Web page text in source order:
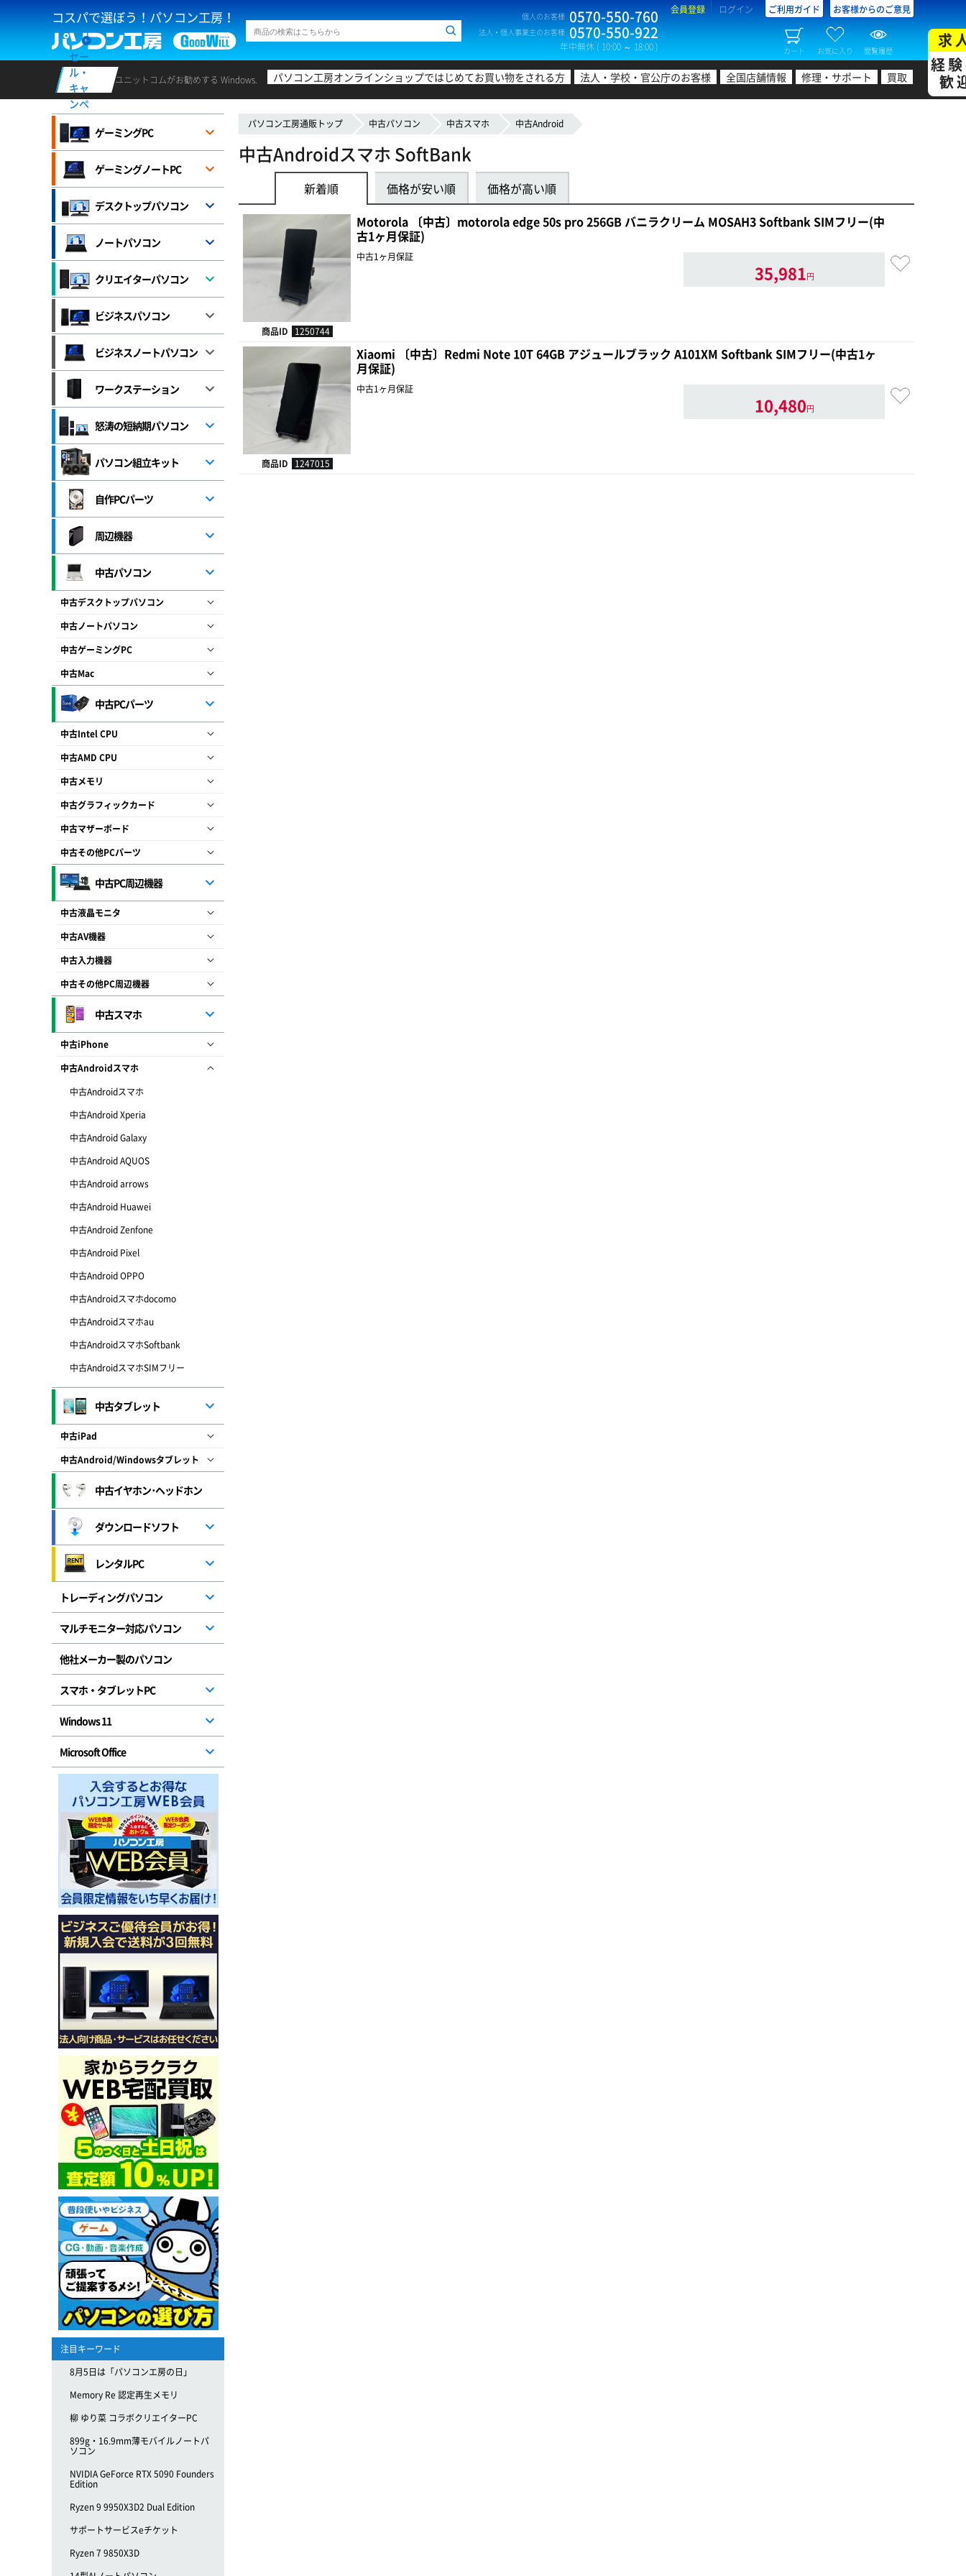
コスパで選ぼう！パソコン工房！ 個人のお客様 0570-550-760
法人・個人事業主のお客様 0570-550-922
年中無休 ( 10:00 ～ 18:00 )
会員登録 ログイン ご利用ガイド お客様からのご意見
カート お気に入り 閲覧履歴
セー
ル・
キャ
ンペ
ユニットコムがお勧めする Windows. パソコン工房オンラインショップではじめてお買い物をされる方 法人・学校・官公庁のお客様 全国店舗情報 修理・サポート 買取
求
経
歓
パソコン工房通販トップ 中古パソコン 中古スマホ 中古Android
中古Androidスマホ SoftBank
新着順 価格が安い順 価格が高い順
商品ID 1250744
Motorola 〔中古〕motorola edge 50s pro 256GB バニラクリーム MOSAH3 Softbank SIMフリー(中
古1ヶ月保証)
中古1ヶ月保証
35,981円
商品ID 1247015
Xiaomi 〔中古〕Redmi Note 10T 64GB アジュールブラック A101XM Softbank SIMフリー(中古1ヶ
月保証)
中古1ヶ月保証
10,480円
ゲーミングPC
ゲーミングノートPC
デスクトップパソコン
ノートパソコン
クリエイターパソコン
ビジネスパソコン
ビジネスノートパソコン
ワークステーション
怒涛の短納期パソコン
パソコン組立キット
自作PCパーツ
周辺機器
中古パソコン
中古デスクトップパソコン
中古ノートパソコン
中古ゲーミングPC
中古Mac
中古PCパーツ
中古Intel CPU
中古AMD CPU
中古メモリ
中古グラフィックカード
中古マザーボード
中古その他PCパーツ
中古PC周辺機器
中古液晶モニタ
中古AV機器
中古入力機器
中古その他PC周辺機器
中古スマホ
中古iPhone
中古Androidスマホ
中古Androidスマホ
中古Android Xperia
中古Android Galaxy
中古Android AQUOS
中古Android arrows
中古Android Huawei
中古Android Zenfone
中古Android Pixel
中古Android OPPO
中古Androidスマホdocomo
中古Androidスマホau
中古AndroidスマホSoftbank
中古AndroidスマホSIMフリー
中古タブレット
中古iPad
中古Android/Windowsタブレット
中古イヤホン･ヘッドホン
ダウンロードソフト
レンタルPC
トレーディングパソコン
マルチモニター対応パソコン
他社メーカー製のパソコン
スマホ・タブレットPC
Windows 11
Microsoft Office
注目キーワード
8月5日は「パソコンエ房の日」
Memory Re 認定再生メモリ
柳 ゆり菜 コラボクリエイターPC
899g・16.9mm薄モバイルノートパ
ソコン
NVIDIA GeForce RTX 5090 Founders
Edition
Ryzen 9 9950X3D2 Dual Edition
サポートサービスeチケット
Ryzen 7 9850X3D